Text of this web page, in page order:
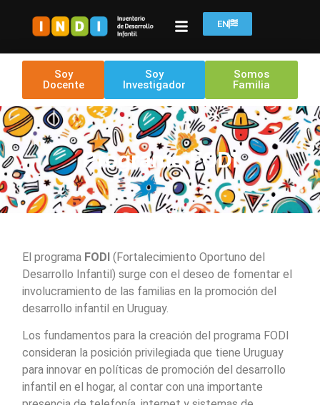
EN
Soy
Docente
Soy
Investigador
Somos
Familia
Programa FODI
El programa FODI (Fortalecimiento Oportuno del
Desarrollo Infantil) surge con el deseo de fomentar el
involucramiento de las familias en la promoción del
desarrollo infantil en Uruguay.
Los fundamentos para la creación del programa FODI
consideran la posición privilegiada que tiene Uruguay
para innovar en políticas de promoción del desarrollo
infantil en el hogar, al contar con una importante